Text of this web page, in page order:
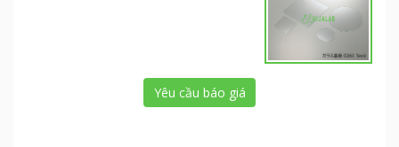
Yêu cầu báo giá